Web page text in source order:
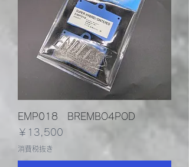
EMP018 BREMBO4POD
価格
￥13,500
消費税抜き